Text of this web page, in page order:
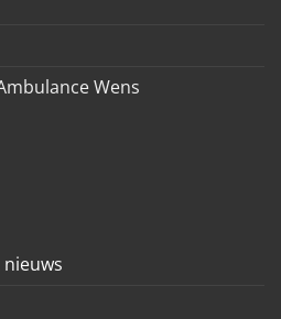
Wens